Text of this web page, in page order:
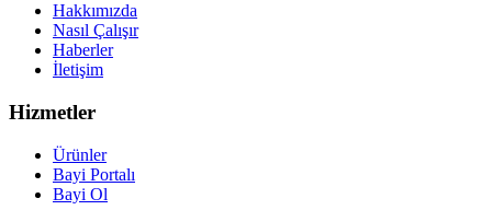
Hakkımızda
Nasıl Çalışır
Haberler
İletişim
Hizmetler
Ürünler
Bayi Portalı
Bayi Ol